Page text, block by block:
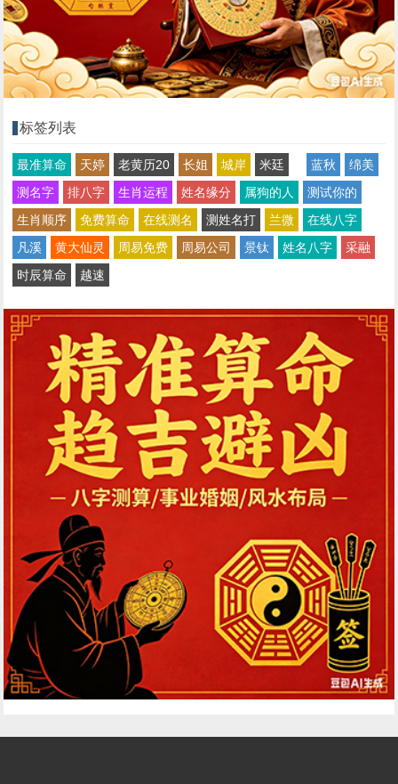
标签列表
最准算命 天婷 老黄历20 长姐 城岸 米廷 蓝秋
绵美
测名字
排八字 生肖运程 姓名缘分 属狗的人
测试你的
生肖顺序
免费算命 在线测名 测姓名打 兰微
在线八字
凡溪
黄大仙灵 周易免费 周易公司 景钛 姓名八字
采融
时辰算命
越速